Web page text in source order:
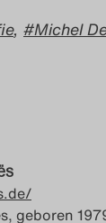
, Michel
geboren